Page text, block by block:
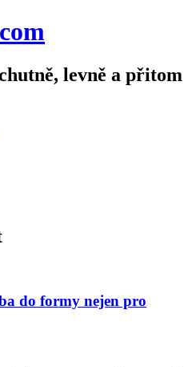
levně a přitom
do formy nejen pro